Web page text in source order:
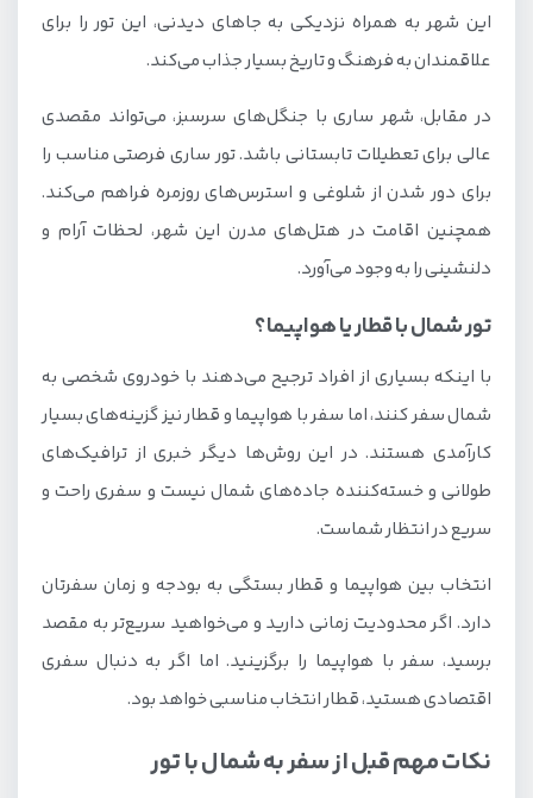
این شهر به همراه نزدیکی به جاهای دیدنی، این تور را برای
علاقمندان به فرهنگ و تاریخ بسیار جذاب می‌کند.
در مقابل، شهر ساری با جنگل‌های سرسبز، می‌تواند مقصدی
عالی برای تعطیلات تابستانی باشد. تور ساری فرصتی مناسب را
برای دور شدن از شلوغی و استرس‌های روزمره فراهم می‌کند.
همچنین اقامت در هتل‌های مدرن این شهر، لحظات آرام و
دلنشینی را به وجود می‌آورد.
تور شمال با قطار یا هواپیما؟
با اینکه بسیاری از افراد ترجیح می‌دهند با خودروی شخصی به
شمال سفر کنند، اما سفر با هواپیما و قطار نیز گزینه‌های بسیار
کارآمدی هستند. در این روش‌ها دیگر خبری از ترافیک‌های
طولانی و خسته‌کننده جاده‌های شمال نیست و سفری راحت و
سریع در انتظار شماست.
انتخاب بین هواپیما و قطار بستگی به بودجه و زمان سفرتان
دارد. اگر محدودیت زمانی دارید و می‌خواهید سریع‌تر به مقصد
برسید، سفر با هواپیما را برگزینید. اما اگر به دنبال سفری
اقتصادی هستید، قطار انتخاب مناسبی خواهد بود.
نکات مهم قبل از سفر به شمال با تور